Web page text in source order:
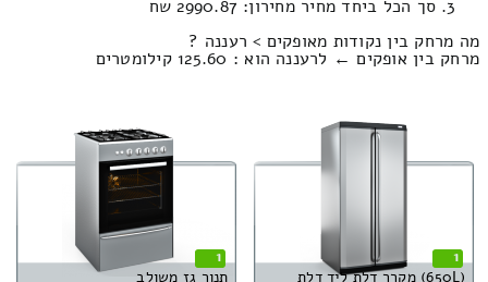
סך הכל ביחד מחיר מחירון: 2990.87 שח
מה מרחק בין נקודות מאופקים > רעננה ?
מרחק בין אופקים ← לרעננה הוא : 125.60 קילומטרים
1
(650L) מקרר דלת ליד דלת
1
תנור גז משולב